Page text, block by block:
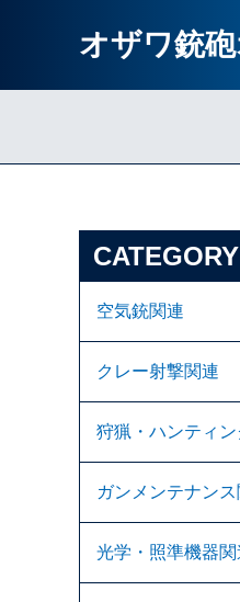
オザワ銃
CATEGORY
空気銃関連
クレー射撃関連
狩猟・ハンティン
ガンメンテナンス
光学・照準機器関